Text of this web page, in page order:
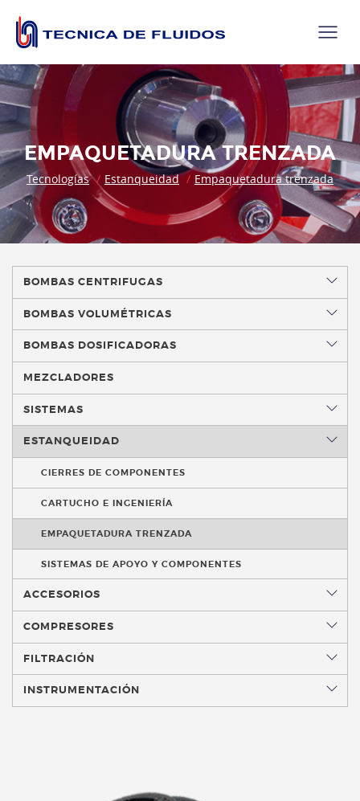
EMPAQUETADURA TRENZADA
Tecnologías Estanqueidad Empaquetadura trenzada
BOMBAS CENTRIFUGAS
BOMBAS VOLUMÉTRICAS
BOMBAS DOSIFICADORAS
MEZCLADORES
SISTEMAS
ESTANQUEIDAD
CIERRES DE COMPONENTES
CARTUCHO E INGENIERÍA
EMPAQUETADURA TRENZADA
SISTEMAS DE APOYO Y COMPONENTES
ACCESORIOS
COMPRESORES
FILTRACIÓN
INSTRUMENTACIÓN